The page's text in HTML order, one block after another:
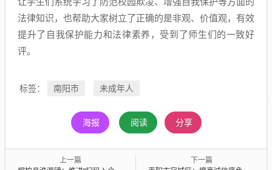
法律知识，也帮助大家树立了正确的是非观、价值观，有效
提升了自我保护能力和法律素养，受到了师生们的一致好
评。
标签： 南阳市 未成年人
海报 阅读 分享
上一篇 下一篇